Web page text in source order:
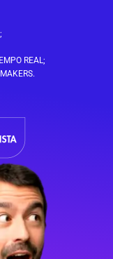
REAL;